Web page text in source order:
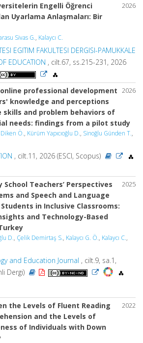
2026
Engelli Öğrenci
Uyarlama Anlaşmaları: Bir
Sivas G., Kalaycı C.
EGITIM FAKULTESI DERGISI-PAMUKKALE
EDUCATION , cilt.67, ss.215-231, 2026
2026
professional development
knowledge and perceptions
and problem behaviors of
needs: findings from a pilot study
Diken Ö., Kürüm Yapıcıoğlu D., Sinoğlu Günden T.,
, cilt.11, 2026 (ESCI, Scopus)
2025
School Teachers’ Perspectives
and Speech and Language
in Inclusive Classrooms:
and Technology-Based
D., Çelik Demirtaş S., Kalaycı G. Ö., Kalaycı C.,
and Education Journal , cilt.9, sa.1,
Dergi)
2022
the Levels of Fluent Reading
and the Levels of
of Individuals with Down